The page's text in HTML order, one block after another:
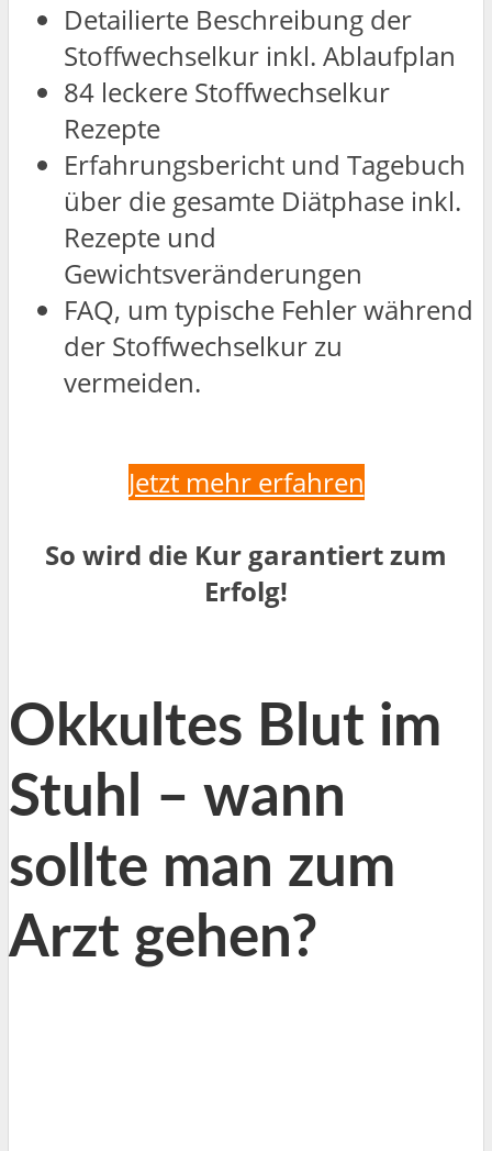
Detailierte Beschreibung der
Stoffwechselkur inkl. Ablaufplan
84 leckere Stoffwechselkur
Rezepte
Erfahrungsbericht und Tagebuch
über die gesamte Diätphase inkl.
Rezepte und
Gewichtsveränderungen
FAQ, um typische Fehler während
der Stoffwechselkur zu
vermeiden.
Jetzt mehr erfahren
So wird die Kur garantiert zum
Erfolg!
Okkultes Blut im
Stuhl – wann
sollte man zum
Arzt gehen?